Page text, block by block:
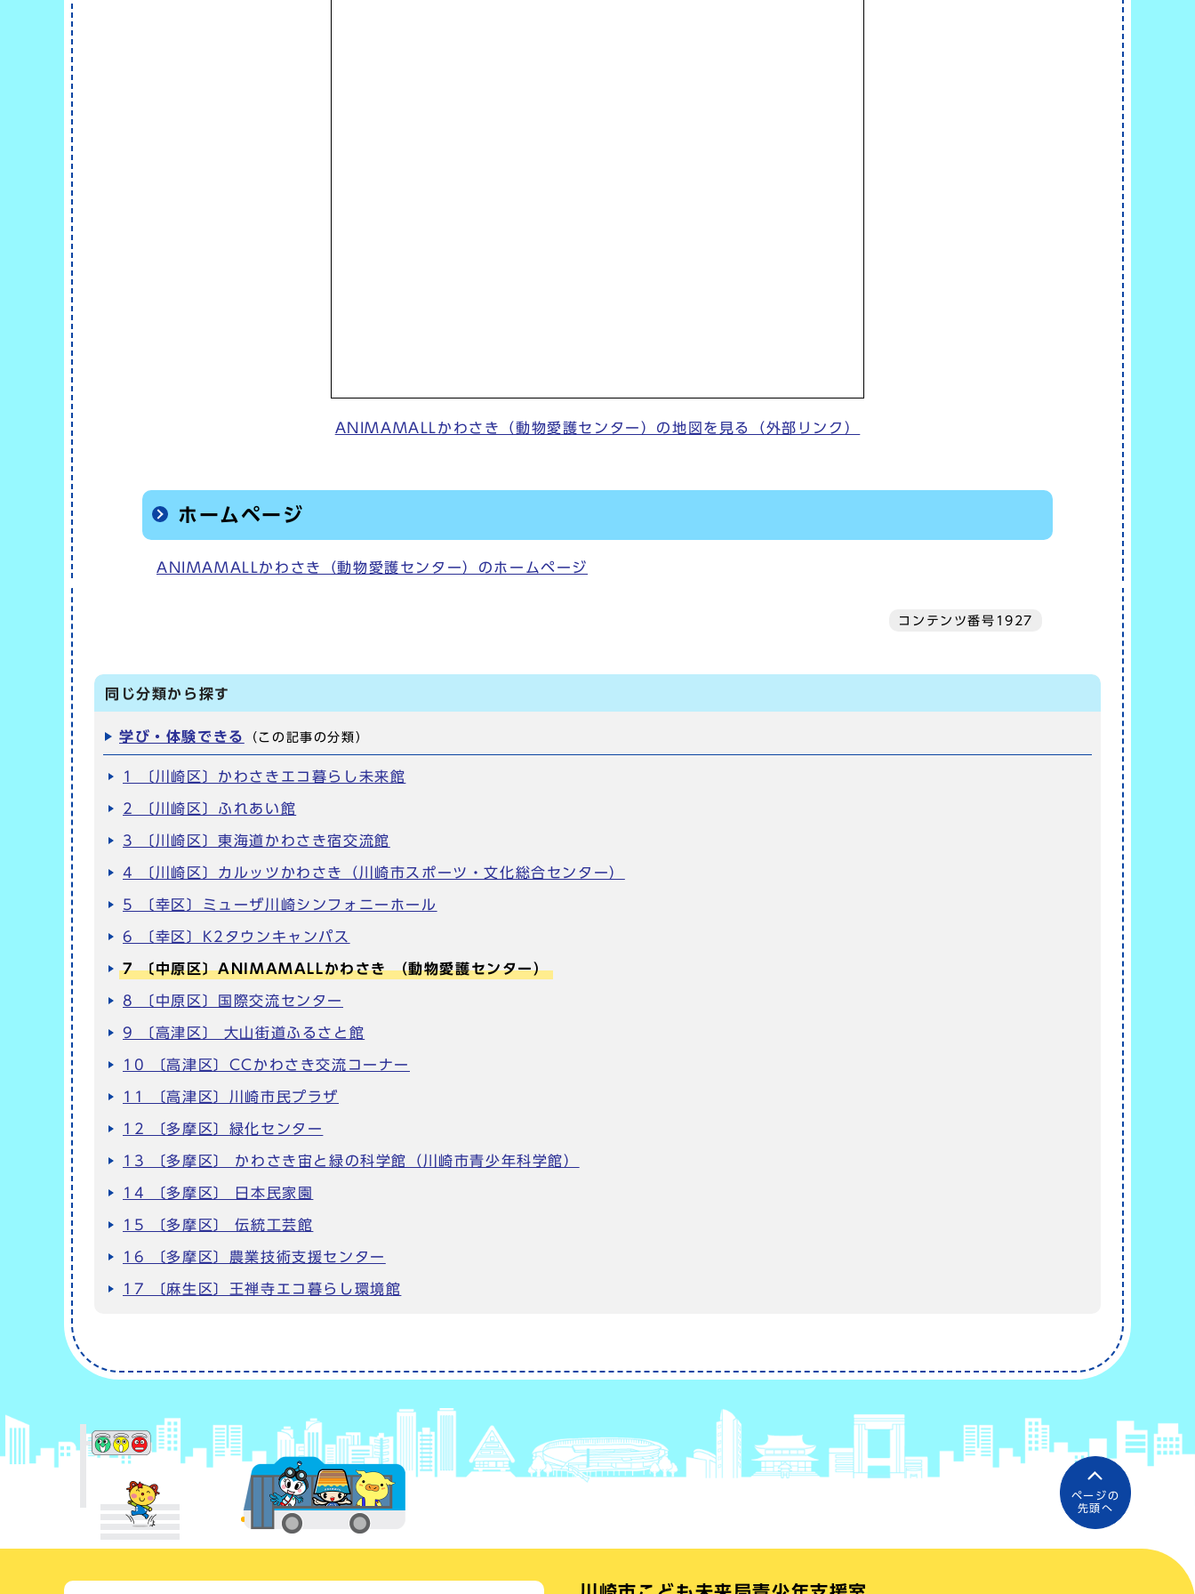
ANIMAMALLかわさき（動物愛護センター）の地図を見る（外部リンク）
ホームページ
ANIMAMALLかわさき（動物愛護センター）のホームページ
コンテンツ番号1927
同じ分類から探す
学び・体験できる （この記事の分類）
1 〔川崎区〕かわさきエコ暮らし未来館
2 〔川崎区〕ふれあい館
3 〔川崎区〕東海道かわさき宿交流館
4 〔川崎区〕カルッツかわさき（川崎市スポーツ・文化総合センター）
5 〔幸区〕ミューザ川崎シンフォニーホール
6 〔幸区〕K2タウンキャンパス
7 〔中原区〕ANIMAMALLかわさき （動物愛護センター）
8 〔中原区〕国際交流センター
9 〔高津区〕 大山街道ふるさと館
10 〔高津区〕CCかわさき交流コーナー
11 〔高津区〕川崎市民プラザ
12 〔多摩区〕緑化センター
13 〔多摩区〕 かわさき宙と緑の科学館（川崎市青少年科学館）
14 〔多摩区〕 日本民家園
15 〔多摩区〕 伝統工芸館
16 〔多摩区〕農業技術支援センター
17 〔麻生区〕王禅寺エコ暮らし環境館
ページの
先頭へ